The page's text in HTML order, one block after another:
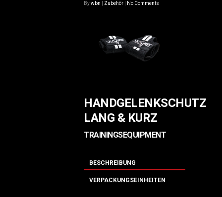
Bywbn Zubehör No Comments
HANDGELENKSCHUTZ
LANG & KURZ
TRAININGSEQUIPMENT
BESCHREIBUNG
VERPACKUNGSEINHEITEN